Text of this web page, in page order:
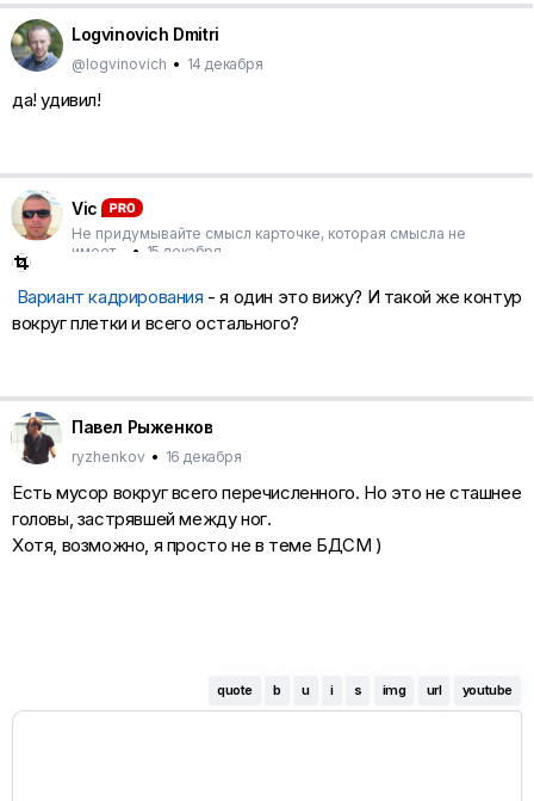
Logvinovich Dmitri
@logvinovich • 14 декабря
да! удивил!
Vic
Не придумывайте смысл карточке, которая смысла не
имеет...
• 15 декабря
Вариант кадрирования - я один это вижу? И такой же контур
вокруг плетки и всего остального?
Павел Рыженков
ryzhenkov • 16 декабря
Есть мусор вокруг всего перечисленного. Но это не сташнее
головы, застрявшей между ног.
Хотя, возможно, я просто не в теме БДСМ )
quote b u i s img url youtube